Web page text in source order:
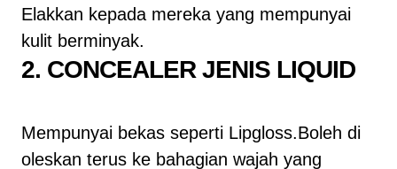
Elakkan kepada mereka yang mempunyai
kulit berminyak.
2. CONCEALER JENIS LIQUID
Mempunyai bekas seperti Lipgloss.Boleh di
oleskan terus ke bahagian wajah yang